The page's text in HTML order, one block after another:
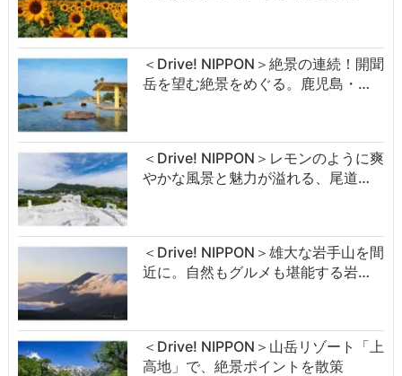
＜Drive! NIPPON＞絶景の連続！開聞
岳を望む絶景をめぐる。鹿児島・…
＜Drive! NIPPON＞レモンのように爽
やかな風景と魅力が溢れる、尾道…
＜Drive! NIPPON＞雄大な岩手山を間
近に。自然もグルメも堪能する岩…
＜Drive! NIPPON＞山岳リゾート「上
高地」で、絶景ポイントを散策